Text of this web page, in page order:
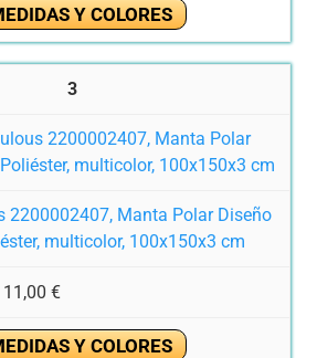
Y COLORES
3
2200002407, Manta Polar Diseño
multicolor, 100x150x3 cm
11,00 €
Y COLORES